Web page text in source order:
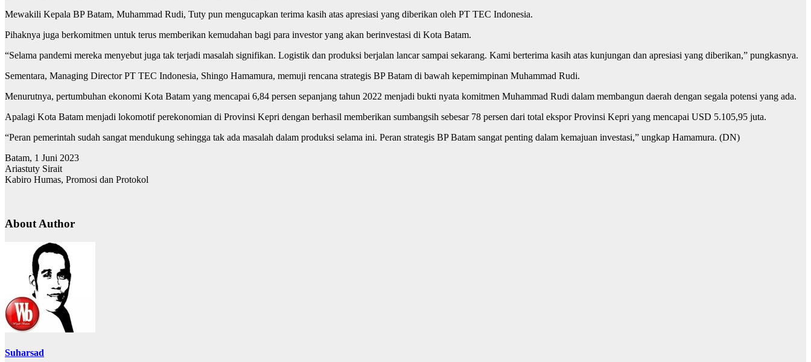
Mewakili Kepala BP Batam, Muhammad Rudi, Tuty pun mengucapkan terima kasih atas apresiasi yang diberikan oleh PT TEC Indonesia.
Pihaknya juga berkomitmen untuk terus memberikan kemudahan bagi para investor yang akan berinvestasi di Kota Batam.
“Selama pandemi mereka menyebut juga tak terjadi masalah signifikan. Logistik dan produksi berjalan lancar sampai sekarang. Kami berterima kasih atas kunjungan dan apresiasi yang diberikan,” pungkasnya.
Sementara, Managing Director PT TEC Indonesia, Shingo Hamamura, memuji rencana strategis BP Batam di bawah kepemimpinan Muhammad Rudi.
Menurutnya, pertumbuhan ekonomi Kota Batam yang mencapai 6,84 persen sepanjang tahun 2022 menjadi bukti nyata komitmen Muhammad Rudi dalam membangun daerah dengan segala potensi yang ada.
Apalagi Kota Batam menjadi lokomotif perekonomian di Provinsi Kepri dengan berhasil memberikan sumbangsih sebesar 78 persen dari total ekspor Provinsi Kepri yang mencapai USD 5.105,95 juta.
“Peran pemerintah sudah sangat mendukung sehingga tak ada masalah dalam produksi selama ini. Peran strategis BP Batam sangat penting dalam kemajuan investasi,” ungkap Hamamura. (DN)
Batam, 1 Juni 2023
Ariastuty Sirait
Kabiro Humas, Promosi dan Protokol
About Author
Suharsad